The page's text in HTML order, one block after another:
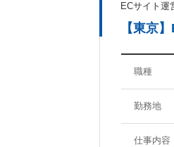
ECサイト運
【東京
職種
勤務地
仕事内容